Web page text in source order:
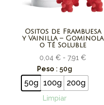
Ositos de Frambuesa
y Vainilla – Gominola
o Té Soluble
0,04€ - 7,91€Rango
desde
Peso : 50g
50g 100g 200g
Limpiar